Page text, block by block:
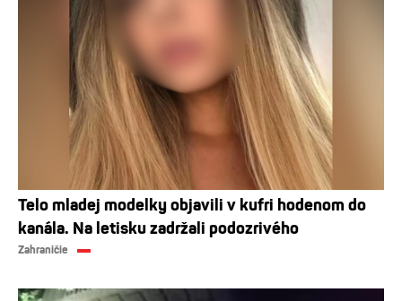
Telo mladej modelky objavili v kufri hodenom do
kanála. Na letisku zadržali podozrivého
Zahraničie